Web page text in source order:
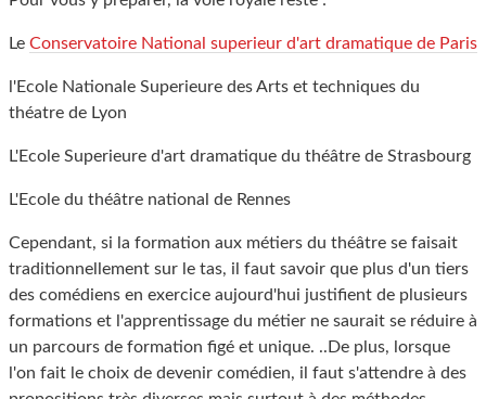
Le Conservatoire National superieur d'art dramatique de Paris
l'Ecole Nationale Superieure des Arts et techniques du
théatre de Lyon
L'Ecole Superieure d'art dramatique du théâtre de Strasbourg
L'Ecole du théâtre national de Rennes
Cependant, si la formation aux métiers du théâtre se faisait
traditionnellement sur le tas, il faut savoir que plus d'un tiers
des comédiens en exercice aujourd'hui justifient de plusieurs
formations et l'apprentissage du métier ne saurait se réduire à
un parcours de formation figé et unique. ..De plus, lorsque
l'on fait le choix de devenir comédien, il faut s'attendre à des